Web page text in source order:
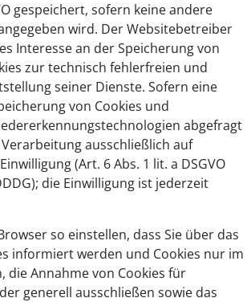
gespeichert, sofern keine andere
wird. Der Websitebetreiber
Interesse an der Speicherung von
zur technisch fehlerfreien und
seiner Dienste. Sofern eine
von Cookies und
abgefragt
ausschließlich auf
(Art. 6 Abs. 1 lit. a DSGVO
die Einwilligung ist jederzeit
so einstellen, dass Sie über das
informiert werden und Cookies nur im
die Annahme von Cookies für
generell ausschließen sowie das